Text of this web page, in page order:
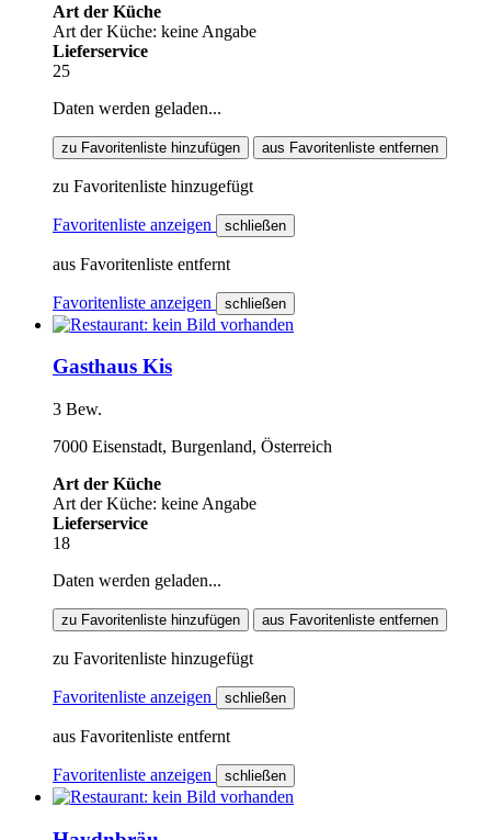
Art der Küche
Art der Küche: keine Angabe
Lieferservice
25
Daten werden geladen...
zu Favoritenliste hinzufügen aus Favoritenliste entfernen
zu Favoritenliste hinzugefügt
Favoritenliste anzeigen schließen
aus Favoritenliste entfernt
Favoritenliste anzeigen schließen
Gasthaus Kis
3 Bew.
7000 Eisenstadt, Burgenland, Österreich
Art der Küche
Art der Küche: keine Angabe
Lieferservice
18
Daten werden geladen...
zu Favoritenliste hinzufügen aus Favoritenliste entfernen
zu Favoritenliste hinzugefügt
Favoritenliste anzeigen schließen
aus Favoritenliste entfernt
Favoritenliste anzeigen schließen